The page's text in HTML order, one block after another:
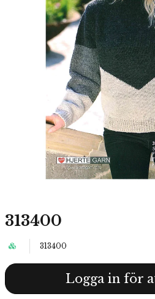
313400
313400
Logga in för